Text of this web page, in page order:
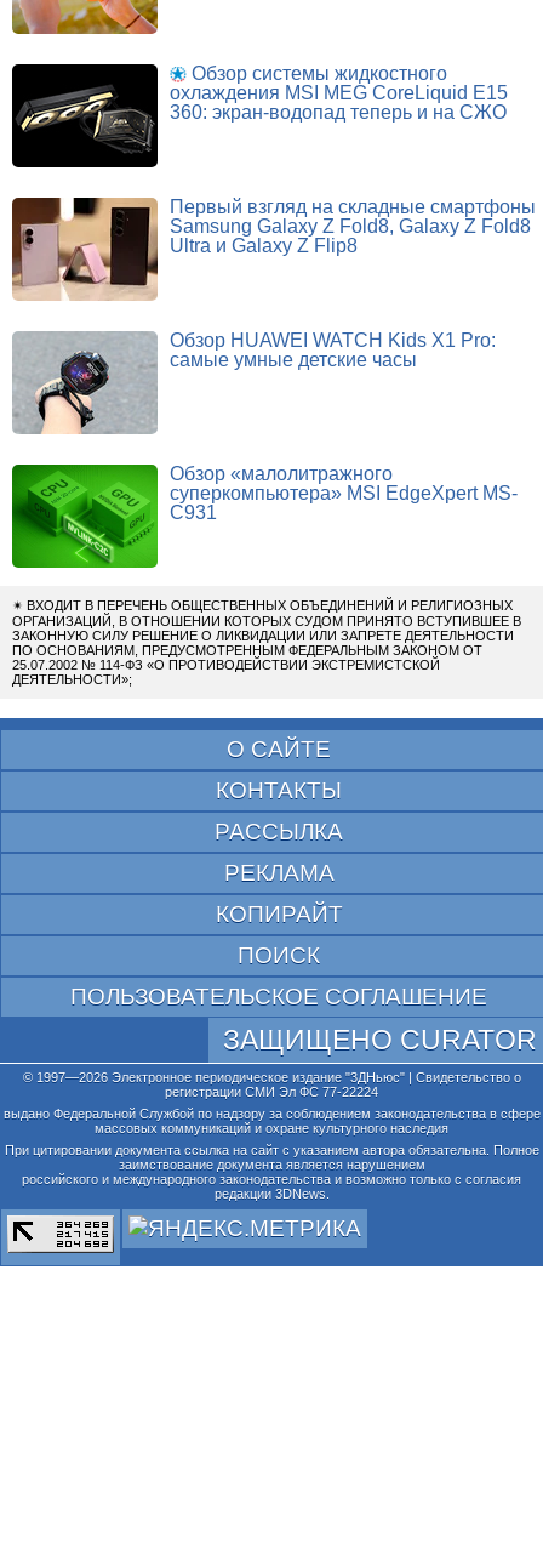
Обзор системы жидкостного
охлаждения MSI MEG CoreLiquid E15
360: экран-водопад теперь и на СЖО
Первый взгляд на складные смартфоны
Samsung Galaxy Z Fold8, Galaxy Z Fold8
Ultra и Galaxy Z Flip8
Обзор HUAWEI WATCH Kids X1 Pro:
самые умные детские часы
Обзор «малолитражного
суперкомпьютера» MSI EdgeXpert MS-
C931
✴ ВХОДИТ В ПЕРЕЧЕНЬ ОБЩЕСТВЕННЫХ ОБЪЕДИНЕНИЙ И РЕЛИГИОЗНЫХ
ОРГАНИЗАЦИЙ, В ОТНОШЕНИИ КОТОРЫХ СУДОМ ПРИНЯТО ВСТУПИВШЕЕ В
ЗАКОННУЮ СИЛУ РЕШЕНИЕ О ЛИКВИДАЦИИ ИЛИ ЗАПРЕТЕ ДЕЯТЕЛЬНОСТИ
ПО ОСНОВАНИЯМ, ПРЕДУСМОТРЕННЫМ ФЕДЕРАЛЬНЫМ ЗАКОНОМ ОТ
25.07.2002 № 114-ФЗ «О ПРОТИВОДЕЙСТВИИ ЭКСТРЕМИСТСКОЙ
ДЕЯТЕЛЬНОСТИ»;
О САЙТЕ
КОНТАКТЫ
РАССЫЛКА
РЕКЛАМА
КОПИРАЙТ
ПОИСК
ПОЛЬЗОВАТЕЛЬСКОЕ СОГЛАШЕНИЕ
ЗАЩИЩЕНО CURATOR
© 1997—2026 Электронное периодическое издание "3ДНьюс" | Свидетельство о
регистрации СМИ Эл ФС 77-22224
выдано Федеральной Службой по надзору за соблюдением законодательства в сфере
массовых коммуникаций и охране культурного наследия
При цитировании документа ссылка на сайт с указанием автора обязательна. Полное
заимствование документа является нарушением
российского и международного законодательства и возможно только с согласия
редакции 3DNews.